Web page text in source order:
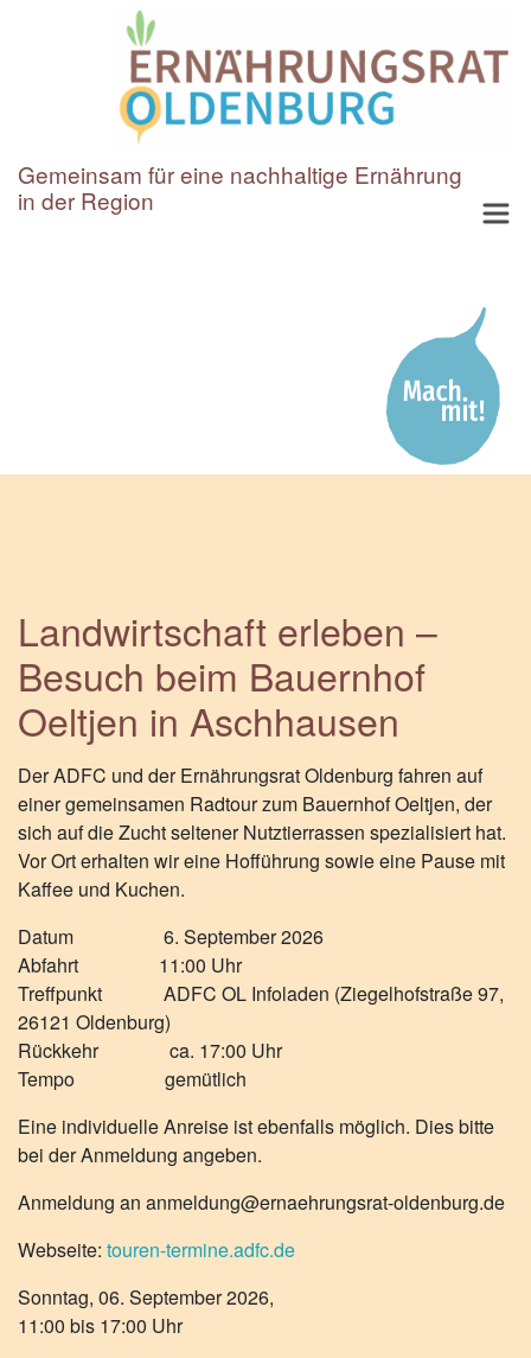
Gemeinsam für eine nachhaltige Ernährung
in der Region
Landwirtschaft erleben –
Besuch beim Bauernhof
Oeltjen in Aschhausen
Der ADFC und der Ernährungsrat Oldenburg fahren auf
einer gemeinsamen Radtour zum Bauernhof Oeltjen, der
sich auf die Zucht seltener Nutztierrassen spezialisiert hat.
Vor Ort erhalten wir eine Hofführung sowie eine Pause mit
Kaffee und Kuchen.
Datum 6. September 2026
Abfahrt 11:00 Uhr
Treffpunkt ADFC OL Infoladen (Ziegelhofstraße 97,
26121 Oldenburg)
Rückkehr ca. 17:00 Uhr
Tempo gemütlich
Eine individuelle Anreise ist ebenfalls möglich. Dies bitte
bei der Anmeldung angeben.
Anmeldung an anmeldung@ernaehrungsrat-oldenburg.de
Webseite: touren-termine.adfc.de
Sonntag, 06. September 2026,
11:00 bis 17:00 Uhr